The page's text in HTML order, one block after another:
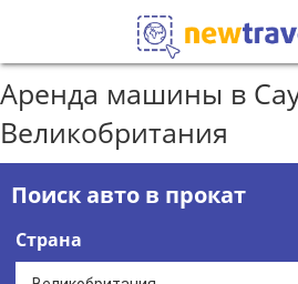
Аренда машины в
Великобритания
Поиск авто в прокат
Страна